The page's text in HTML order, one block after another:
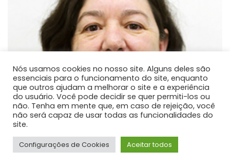
Nós usamos cookies no nosso site. Alguns deles são
essenciais para o funcionamento do site, enquanto
que outros ajudam a melhorar o site e a experiência
do usuário. Você pode decidir se quer permiti-los ou
não. Tenha em mente que, em caso de rejeição, você
não será capaz de usar todas as funcionalidades do
site.
Configurações de Cookies Aceitar todos